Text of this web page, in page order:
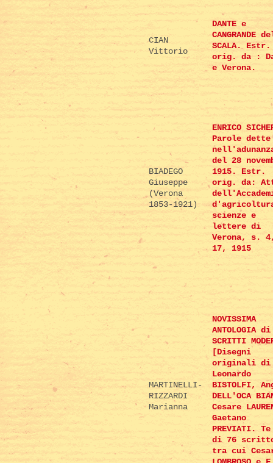
CIAN
Vittorio
DANTE e
CANGRANDE
SCALA. Estr.
orig. da :
e Verona.
BIADEGO
Giuseppe
(Verona
1853-1921)
ENRICO
Parole dette
del 28
1915. Estr.
orig. da:
scienze e
lettere di
Verona, s.
17, 1915
MARTINELLI-
RIZZARDI
Marianna
NOVISSIMA
ANTOLOGIA di
SCRITTI
[Disegni
originali di
Leonardo
BISTOLFI,
DELL'OCA
Cesare
Gaetano
PREVIATI.
di 76
tra cui